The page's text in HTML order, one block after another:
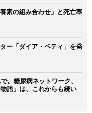
素の組み合わせ」と死亡率
ー「ダイア・ベティ」を発
。糖尿病ネットワーク、
語」は、これからも続い